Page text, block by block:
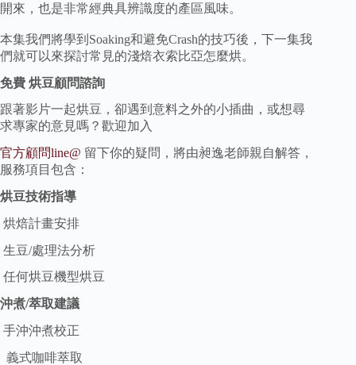
開來，也是非常經典具辨識度的產區風味。
本集我們將學到Soaking和避免Crash的技巧後，下一集我
們就可以來探討常見的淺焙衣索比亞怎麼烘。
免費 烘豆顧問諮詢
跟著影片一起烘豆，卻遇到意料之外的小插曲，或想尋
求專家的意見嗎？歡迎加入
官方顧問line@ 留下你的疑問，將由昶逸老師親自解答，
服務項目包含：
烘豆技術指導
烘焙計畫安排
生豆/處理法分析
任何烘豆機型烘豆
沖煮/萃取建議
手沖沖煮校正
義式咖啡萃取